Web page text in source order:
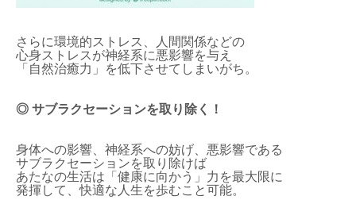
さらに環境的ストレス、人間関係などの
心身ストレスが神経系に悪影響を与え
「自然治癒力」を低下させてしまいがち。
◎ サブラクセーションを取り除く！
身体への影響、神経系への妨げ、悪影響である
サブラクセーションを取り除けば
あたなの生活は「健康に向かう」力を最大限に
発揮して、快適な人生を歩むこと可能。